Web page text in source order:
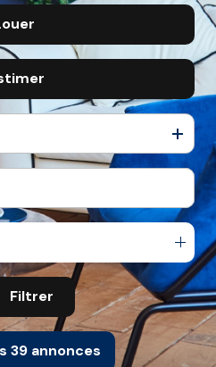
Filtrer
39annonces